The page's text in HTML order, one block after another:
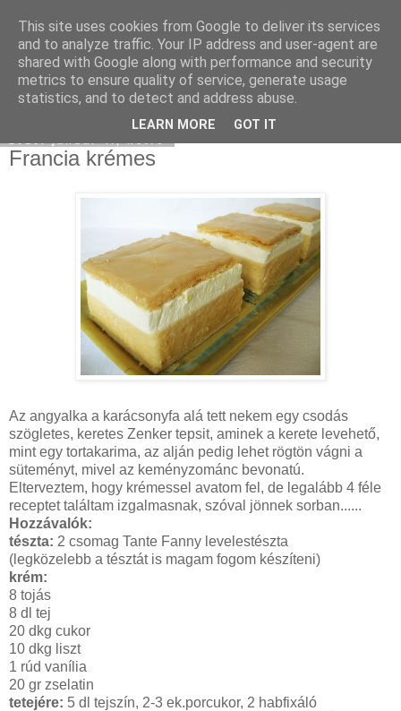
Moha Konyha
Francia krémes
Az angyalka a karácsonyfa alá tett nekem egy csodás
szögletes, keretes Zenker tepsit, aminek a kerete levehető,
mint egy tortakarima, az alján pedig lehet rögtön vágni a
süteményt, mivel az keményzománc bevonatú.
Elterveztem, hogy krémessel avatom fel, de legalább 4 féle
receptet találtam izgalmasnak, szóval jönnek sorban......
Hozzávalók:
tészta: 2 csomag Tante Fanny levelestészta
(legközelebb a tésztát is magam fogom készíteni)
krém:
8 tojás
8 dl tej
20 dkg cukor
10 dkg liszt
1 rúd vanília
20 gr zselatin
tetejére: 5 dl tejszín, 2-3 ek.porcukor, 2 habfixáló
This site uses cookies from Google to deliver its services
and to analyze traffic. Your IP address and user-agent are
shared with Google along with performance and security
metrics to ensure quality of service, generate usage
statistics, and to detect and address abuse.
LEARN MORE GOT IT